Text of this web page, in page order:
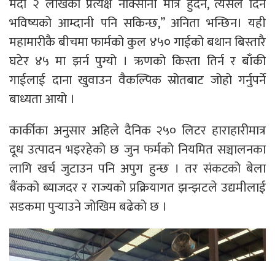
भविष्यको आम्दानी पनि सकिन्छ,” अनिता भन्छिन। यही
महामारीकै बीचमा फार्मको कुल ४५० गाईको बथान बिस्तारै
घटेर ४५ मा झर्न पुग्यो । ऋणको किस्ता तिर्न र बाँकी
गाईलाई दाना खुवाउन वैकल्पिक स्रोतबाट जोहो गर्नुपर्ने
बाध्यता आयो ।
कार्कीका अनुसार अहिले दैनिक २५० लिटर हाराहारीमात्र
दूध उत्पादन भइरहेको छ जुन फर्मको नियमित सञ्चालनका
लागि खर्च जुटाउन पनि अपुग हुन्छ । तर संकटको बेला
बैंकको ब्याजदर र राज्यको प्रक्रियागत झन्झटले उद्यमीलाई
सडकमा पुर्‍याउने जोखिम बढेको छ ।